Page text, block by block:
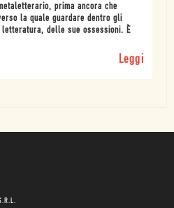
prima ancora che
la quale guardare dentro gli
delle sue ossessioni. È
Leggi